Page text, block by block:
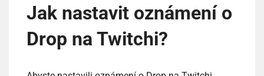
Jak nastavit oznámení o
Drop na Twitchi?